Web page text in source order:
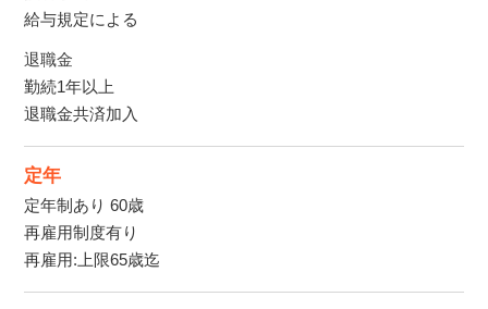
給与規定による
退職金
勤続1年以上
退職金共済加入
定年
定年制あり 60歳
再雇用制度有り
再雇用:上限65歳迄